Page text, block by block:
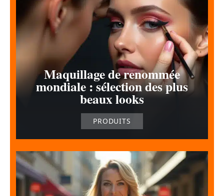
Maquillage de renommée
mondiale : sélection des plus
beaux looks
PRODUITS